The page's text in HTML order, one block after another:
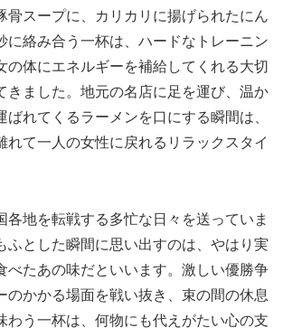
骨スープに、カリカリに揚げられたにん
に絡み合う一杯は、ハードなトレーニン
の体にエネルギーを補給してくれる大切
きました。地元の名店に足を運び、温か
ばれてくるラーメンを口にする瞬間は、
れて一人の女性に戻れるリラックスタイ
各地を転戦する多忙な日々を送っていま
ふとした瞬間に思い出すのは、やはり実
べたあの味だといいます。激しい優勝争
のかかる場面を戦い抜き、束の間の休息
わう一杯は、何物にも代えがたい心の支